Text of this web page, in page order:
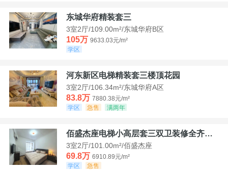
东城华府精装套三
3室2厅/109.00m²/东城华府B区
105万 9633.03元/m²
学区
河东新区电梯精装套三楼顶花园
3室2厅/106.34m²/东城华府A区
83.8万 7880.38元/m²
学区
急售 满两年
佰盛杰座电梯小高层套三双卫装修全齐诚意出售
3室2厅/101.00m²/佰盛杰座
69.8万 6910.89元/m²
学区
急售